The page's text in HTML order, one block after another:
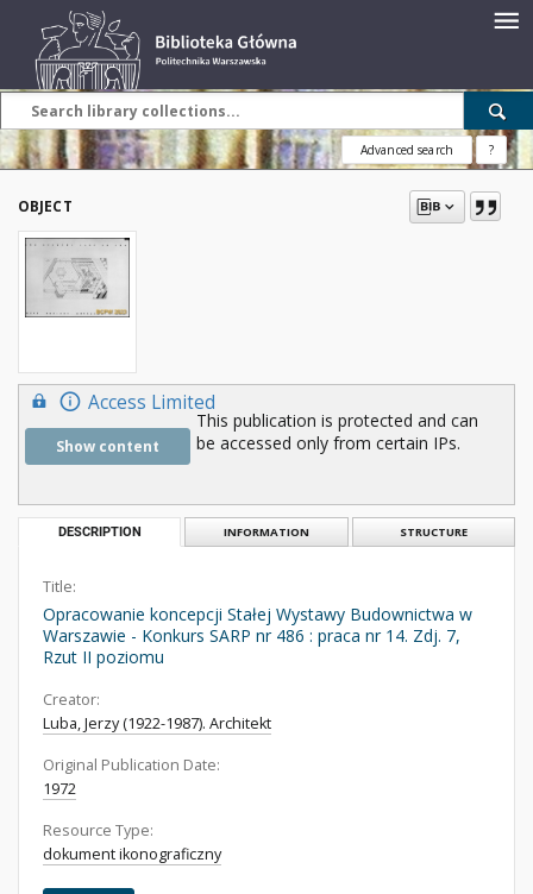
Advanced search ?
OBJECT
Access Limited
Show content
This publication is protected and can
be accessed only from certain IPs.
DESCRIPTION INFORMATION STRUCTURE
Title:
Opracowanie koncepcji Stałej Wystawy Budownictwa w
Warszawie - Konkurs SARP nr 486 : praca nr 14. Zdj. 7,
Rzut II poziomu
Creator:
Luba, Jerzy (1922-1987). Architekt
Original Publication Date:
1972
Resource Type:
dokument ikonograficzny